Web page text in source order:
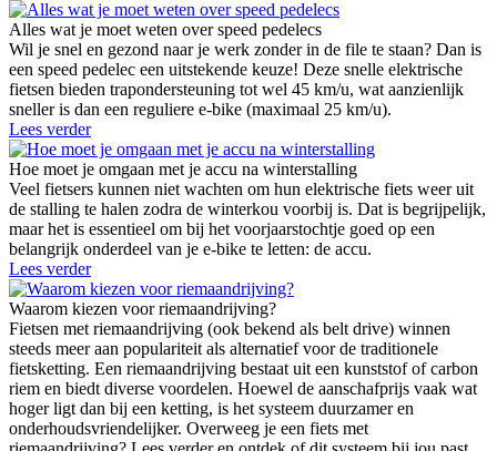
Alles wat je moet weten over speed pedelecs
Wil je snel en gezond naar je werk zonder in de file te staan? Dan is
een speed pedelec een uitstekende keuze! Deze snelle elektrische
fietsen bieden trapondersteuning tot wel 45 km/u, wat aanzienlijk
sneller is dan een reguliere e-bike (maximaal 25 km/u).
Lees verder
Hoe moet je omgaan met je accu na winterstalling
Veel fietsers kunnen niet wachten om hun elektrische fiets weer uit
de stalling te halen zodra de winterkou voorbij is. Dat is begrijpelijk,
maar het is essentieel om bij het voorjaarstochtje goed op een
belangrijk onderdeel van je e-bike te letten: de accu.
Lees verder
Waarom kiezen voor riemaandrijving?
Fietsen met riemaandrijving (ook bekend als belt drive) winnen
steeds meer aan populariteit als alternatief voor de traditionele
fietsketting. Een riemaandrijving bestaat uit een kunststof of carbon
riem en biedt diverse voordelen. Hoewel de aanschafprijs vaak wat
hoger ligt dan bij een ketting, is het systeem duurzamer en
onderhoudsvriendelijker. Overweeg je een fiets met